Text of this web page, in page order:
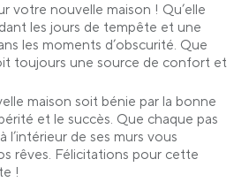
votre nouvelle maison ! Qu’elle
les jours de tempête et une
les moments d’obscurité. Que
toujours une source de confort et
maison soit bénie par la bonne
et le succès. Que chaque pas
l’intérieur de ses murs vous
rêves. Félicitations pour cette
!